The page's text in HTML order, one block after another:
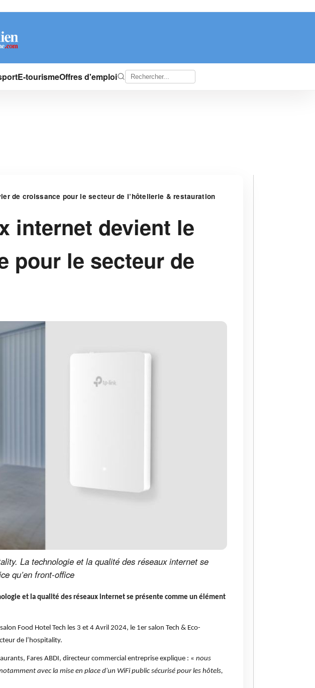
E-tourismeOffres d'emploi
de croissance pour le secteur de l’hôtellerie & restauration
internet devient le
pour le secteur de
La technologie et la qualité des réseaux internet se
qu’en front-office
et la qualité des réseaux internet se présente comme un élément
Food Hotel Tech les 3 et 4 Avril 2024, le 1er salon Tech & Eco-
de l’hospitality.
Fares ABDI, directeur commercial entreprise explique : « nous
avec la mise en place d'un WiFi public sécurisé pour les hôtels,